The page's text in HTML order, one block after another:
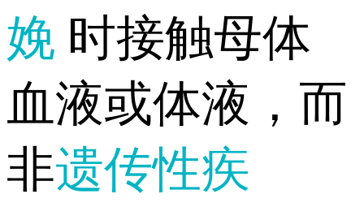
娩 时接触母体
血液或体液，而
非遗传性疾